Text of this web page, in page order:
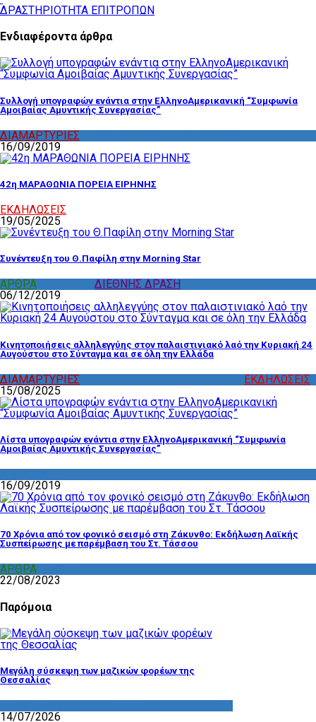
ΔΡΑΣΤΗΡΙΟΤΗΤΑ ΕΠΙΤΡΟΠΩΝ
Ενδιαφέροντα άρθρα
Συλλογή υπογραφών ενάντια στην ΕλληνοΑμερικανική “Συμφωνία
Αμοιβαίας Αμυντικής Συνεργασίας”
ΔΙΑΜΑΡΤΥΡΙΕΣ
16/09/2019
42η ΜΑΡΑΘΩΝΙΑ ΠΟΡΕΙΑ ΕΙΡΗΝΗΣ
ΕΚΔΗΛΩΣΕΙΣ
19/05/2025
Συνέντευξη του Θ.Παφίλη στην Morning Star
ΑΡΘΡΑ
ΔΙΕΘΝΗΣ ΔΡΑΣΗ
06/12/2019
Κινητοποιήσεις αλληλεγγύης στον παλαιστινιακό λαό την Κυριακή 24
Αυγούστου στο Σύνταγμα και σε όλη την Ελλάδα
ΔΙΑΜΑΡΤΥΡΙΕΣ
ΕΚΔΗΛΩΣΕΙΣ
15/08/2025
Λίστα υπογραφών ενάντια στην ΕλληνοΑμερικανική “Συμφωνία
Αμοιβαίας Αμυντικής Συνεργασίας”
16/09/2019
70 Χρόνια από τον φονικό σεισμό στη Ζάκυνθο: Εκδήλωση Λαϊκής
Συσπείρωσης με παρέμβαση του Στ. Τάσσου
ΑΡΘΡΑ
22/08/2023
Παρόμοια
Μεγάλη σύσκεψη των μαζικών φορέων της
Θεσσαλίας
14/07/2026